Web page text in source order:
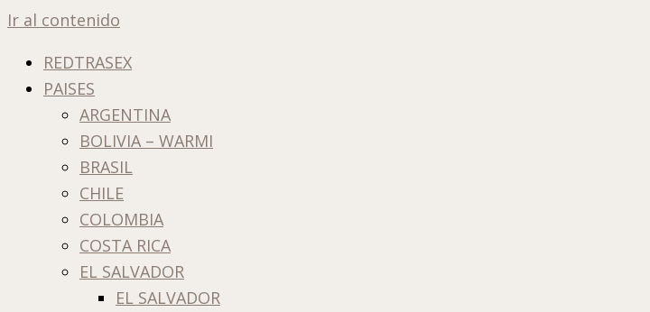
Ir al contenido
REDTRASEX
PAISES
ARGENTINA
BOLIVIA – WARMI
BRASIL
CHILE
COLOMBIA
COSTA RICA
EL SALVADOR
EL SALVADOR